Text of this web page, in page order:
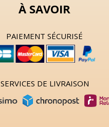
À SAVOIR
PAIEMENT SÉCURISÉ
SERVICES DE LIVRAISON